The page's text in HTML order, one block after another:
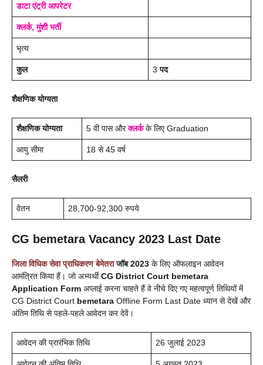
डाटा एंट्री आपरेटर
क्लर्क, मुंशी भर्ती
भृत्य
कुल 3पद
शैक्षणिक योग्यता
शैक्षणिक योग्यता 5 वी पास और क्लर्कके लिए Graduation
आयु सीमा 18 से 45 वर्ष
सैलरी
वेतन 28,700-92,300 रुपये
CG bemetara Vacancy 2023 Last Date
जिला विधिक सेवा प्राधिकरण बेमेतराजॉब 2023 के लिए ऑफलाइन आवेदन
आमंत्रित किया हैं। जो अभ्यर्थीCG District Court bemetara
Application Form अप्लाई करना चाहते हैं वे नीचे दिए गए महत्वपूर्ण तिथियों में
CG District Court bemetara Offline Form Last Date ध्यान से देखें और
अंतिम तिथि से पहले-पहले आवेदन कर देवें।
आवेदन की प्रारंभिक तिथि 26 जुलाई 2023